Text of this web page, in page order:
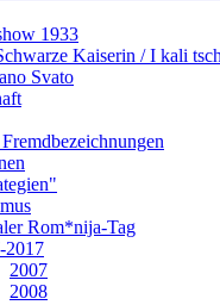
1933
Kaiserin / I kali
Svato
Rom*nija-Tag
2017
2007
2008